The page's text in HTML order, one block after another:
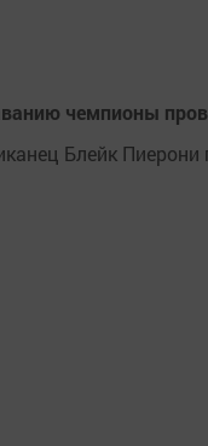
чемпионы
Блейк Пиерони